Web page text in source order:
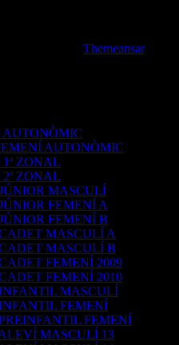
Themeansar
AUTONÒMIC
AUTONÒMIC
ZONAL
ZONAL
MASCULÍ
FEMENÍ A
FEMENÍ B
MASCULÍ A
MASCULÍ B
FEMENÍ 2009
FEMENÍ 2010
MASCULÍ
FEMENÍ
FEMENÍ
MASCULÍ 13